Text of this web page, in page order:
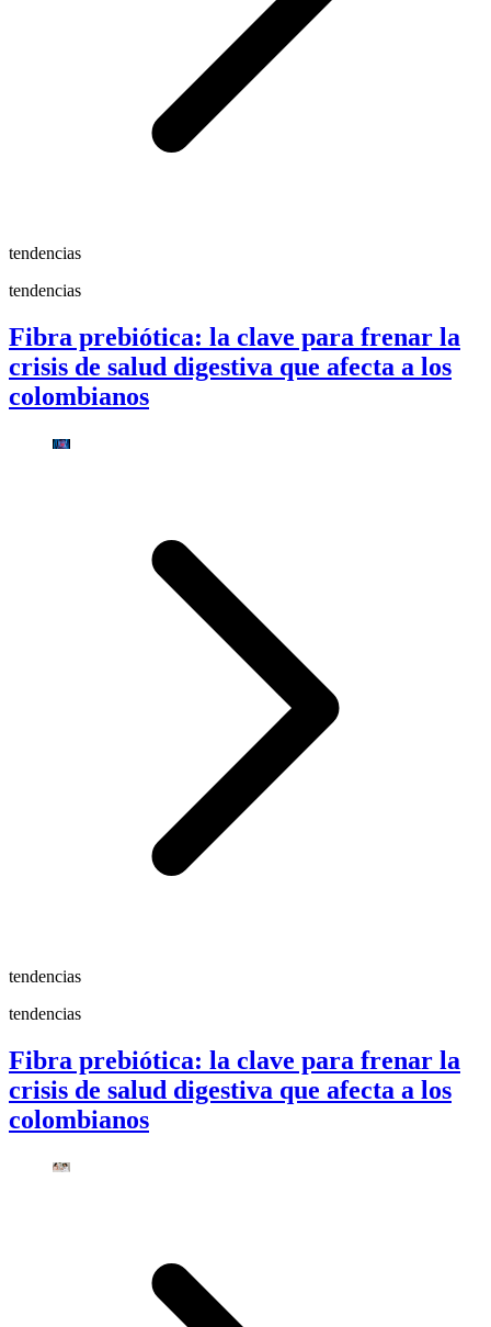
tendencias
tendencias
Fibra prebiótica: la clave para frenar la
crisis de salud digestiva que afecta a los
colombianos
tendencias
tendencias
Fibra prebiótica: la clave para frenar la
crisis de salud digestiva que afecta a los
colombianos